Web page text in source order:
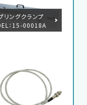
ンター
リングクランプ
：15-00018A